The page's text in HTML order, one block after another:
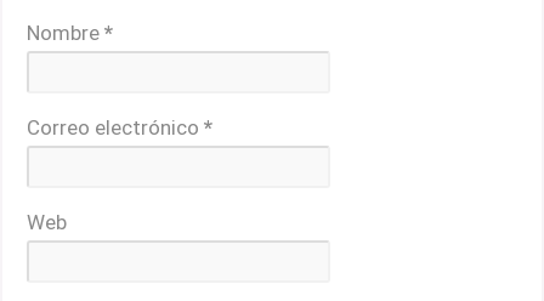
Nombre*
Correo electrónico*
Web